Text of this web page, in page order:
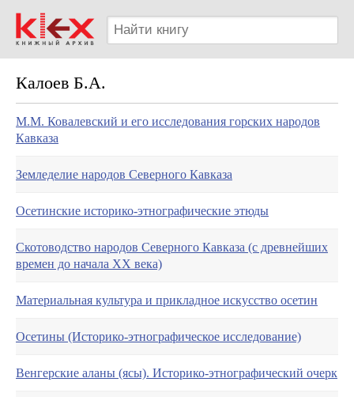
Калоев Б.А.
М.М. Ковалевский и его исследования горских народов
Кавказа
Земледелие народов Северного Кавказа
Осетинские историко-этнографические этюды
Скотоводство народов Северного Кавказа (с древнейших
времен до начала XX века)
Материальная культура и прикладное искусство осетин
Осетины (Историко-этнографическое исследование)
Венгерские аланы (ясы). Историко-этнографический очерк